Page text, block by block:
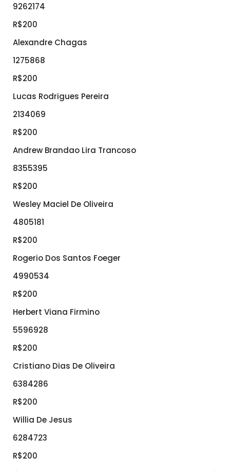
9262174
R$200
Alexandre Chagas
1275868
R$200
Lucas Rodrigues Pereira
2134069
R$200
Andrew Brandao Lira Trancoso
8355395
R$200
Wesley Maciel De Oliveira
4805181
R$200
Rogerio Dos Santos Foeger
4990534
R$200
Herbert Viana Firmino
5596928
R$200
Cristiano Dias De Oliveira
6384286
R$200
Willia De Jesus
6284723
R$200